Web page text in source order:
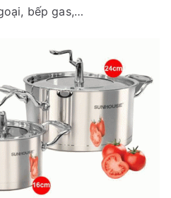
bếp gas,…